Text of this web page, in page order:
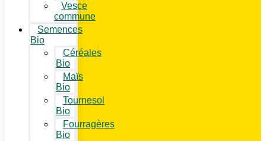
Vesce
commune
Semences
Bio
Céréales
Bio
Maïs
Bio
Tournesol
Bio
Fourragères
Bio